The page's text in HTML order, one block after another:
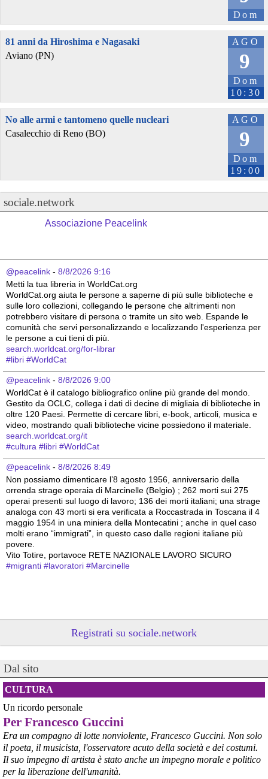
Dom
AGO
9
Dom
10:30
81 anni da Hiroshima e Nagasaki
Aviano (PN)
AGO
9
Dom
19:00
No alle armi e tantomeno quelle nucleari
Casalecchio di Reno (BO)
sociale.network
Associazione Peacelink
@peacelink - 8/8/2026 9:16
Metti la tua libreria in WorldCat.org
WorldCat.org aiuta le persone a saperne di più sulle biblioteche e
sulle loro collezioni, collegando le persone che altrimenti non
potrebbero visitare di persona o tramite un sito web. Espande le
comunità che servi personalizzando e localizzando l'esperienza per
le persone a cui tieni di più.
search.worldcat.org/for-librar
#libri #WorldCat
@peacelink - 8/8/2026 9:00
WorldCat è il catalogo bibliografico online più grande del mondo.
Gestito da OCLC, collega i dati di decine di migliaia di biblioteche in
oltre 120 Paesi. Permette di cercare libri, e-book, articoli, musica e
video, mostrando quali biblioteche vicine possiedono il materiale.
search.worldcat.org/it
#cultura #libri #WorldCat
@peacelink - 8/8/2026 8:49
Non possiamo dimenticare l’8 agosto 1956, anniversario della
orrenda strage operaia di Marcinelle (Belgio) ; 262 morti sui 275
operai presenti sul luogo di lavoro; 136 dei morti italiani; una strage
analoga con 43 morti si era verificata a Roccastrada in Toscana il 4
maggio 1954 in una miniera della Montecatini ; anche in quel caso
molti erano “immigrati”, in questo caso dalle regioni italiane più
povere.
Vito Totire, portavoce RETE NAZIONALE LAVORO SICURO
#migranti #lavoratori #Marcinelle
@peacelink - 6/8/2026 21:53
askanews.it/2026/08/05/ex-ilva
“Dal confronto con tutti gli attori e dai contributi raccolti il Governo
elaborerà, come concordato a Palazzo Chigi, un piano straordinario
per Taranto”, avrebbe detto il ministro Urso.
# Taranto #ILVA
Registrati su sociale.network
Dal sito
CULTURA
Un ricordo personale
Per Francesco Guccini
Era un compagno di lotte nonviolente, Francesco Guccini. Non solo
il poeta, il musicista, l'osservatore acuto della società e dei costumi.
Il suo impegno di artista è stato anche un impegno morale e politico
per la liberazione dell'umanità.